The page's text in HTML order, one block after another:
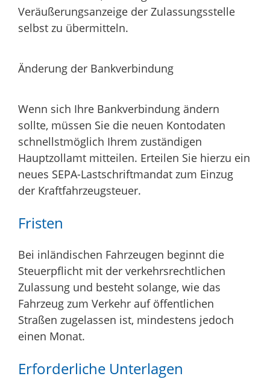
Veräußerungsanzeige der Zulassungsstelle
selbst zu übermitteln.
Änderung der Bankverbindung
Wenn sich Ihre Bankverbindung ändern
sollte, müssen Sie die neuen Kontodaten
schnellstmöglich Ihrem zuständigen
Hauptzollamt mitteilen. Erteilen Sie hierzu ein
neues SEPA-Lastschriftmandat zum Einzug
der Kraftfahrzeugsteuer.
Fristen
Bei inländischen Fahrzeugen beginnt die
Steuerpflicht mit der verkehrsrechtlichen
Zulassung und besteht solange, wie das
Fahrzeug zum Verkehr auf öffentlichen
Straßen zugelassen ist, mindestens jedoch
einen Monat.
Erforderliche Unterlagen